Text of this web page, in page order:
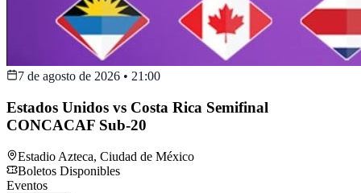
7 de agosto de 2026 • 21:00
Estados Unidos vs Costa Rica Semifinal
CONCACAF Sub-20
Estadio Azteca, Ciudad de México
Boletos Disponibles
Eventos